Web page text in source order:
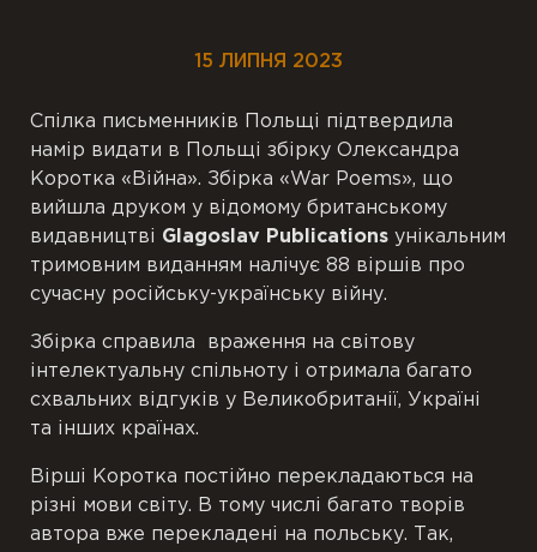
15 ЛИПНЯ 2023
Спілка письменників Польщі підтвердила
намір видати в Польщі збірку Олександра
Коротка «Війна». Збірка «War Poems», що
вийшла друком у відомому британському
видавництві Glagoslav Publications унікальним
тримовним виданням налічує 88 віршів про
сучасну російську-українську війну.
Збірка справила враження на світову
інтелектуальну спільноту і отримала багато
схвальних відгуків у Великобританії, Україні
та інших країнах.
Вірші Коротка постійно перекладаються на
різні мови світу. В тому числі багато творів
автора вже перекладені на польську. Так,